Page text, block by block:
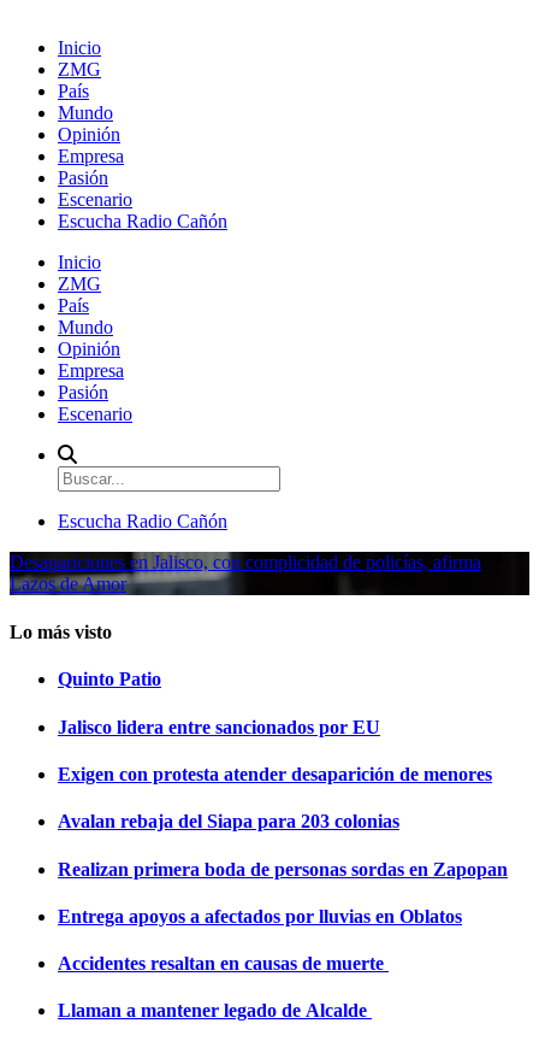
Inicio
ZMG
País
Mundo
Opinión
Empresa
Pasión
Escenario
Escucha Radio Cañón
Inicio
ZMG
País
Mundo
Opinión
Empresa
Pasión
Escenario
Escucha Radio Cañón
Desapariciones en Jalisco, con complicidad de policías, afirma
Lazos de Amor
Lo más visto
Quinto Patio
Jalisco lidera entre sancionados por EU
Exigen con protesta atender desaparición de menores
Avalan rebaja del Siapa para 203 colonias
Realizan primera boda de personas sordas en Zapopan
Entrega apoyos a afectados por lluvias en Oblatos
Accidentes resaltan en causas de muerte
Llaman a mantener legado de Alcalde